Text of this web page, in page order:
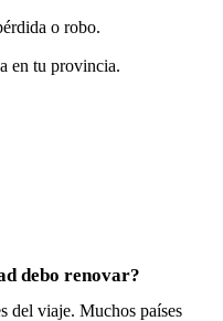
o robo.
en tu provincia.
debo renovar?
del viaje. Muchos países